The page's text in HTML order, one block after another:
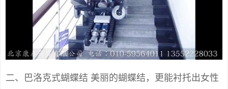
二、巴洛克式蝴蝶结 美丽的蝴蝶结，更能衬托出女性